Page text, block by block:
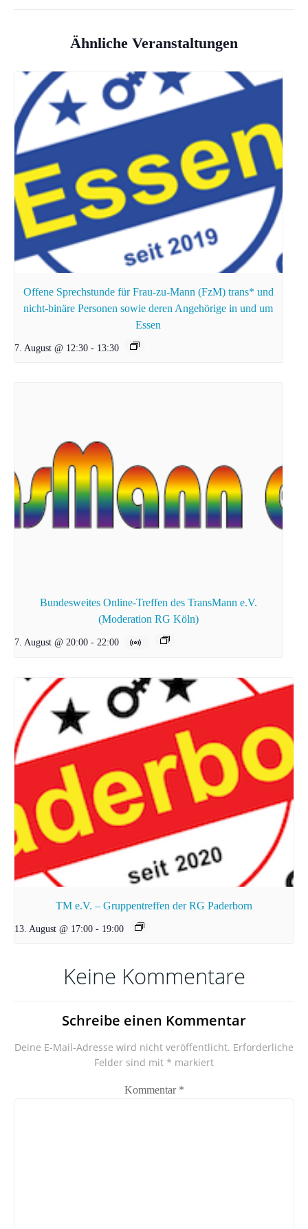
Ähnliche Veranstaltungen
Offene Sprechstunde für Frau-zu-Mann (FzM) trans* und
nicht-binäre Personen sowie deren Angehörige in und um
Essen
7. August @ 12:30 - 13:30
Bundesweites Online-Treffen des TransMann e.V.
(Moderation RG Köln)
7. August @ 20:00 - 22:00
TM e.V. – Gruppentreffen der RG Paderborn
13. August @ 17:00 - 19:00
Keine Kommentare
Schreibe einen Kommentar
Deine E-Mail-Adresse wird nicht veröffentlicht. Erforderliche
Felder sind mit * markiert
Kommentar *